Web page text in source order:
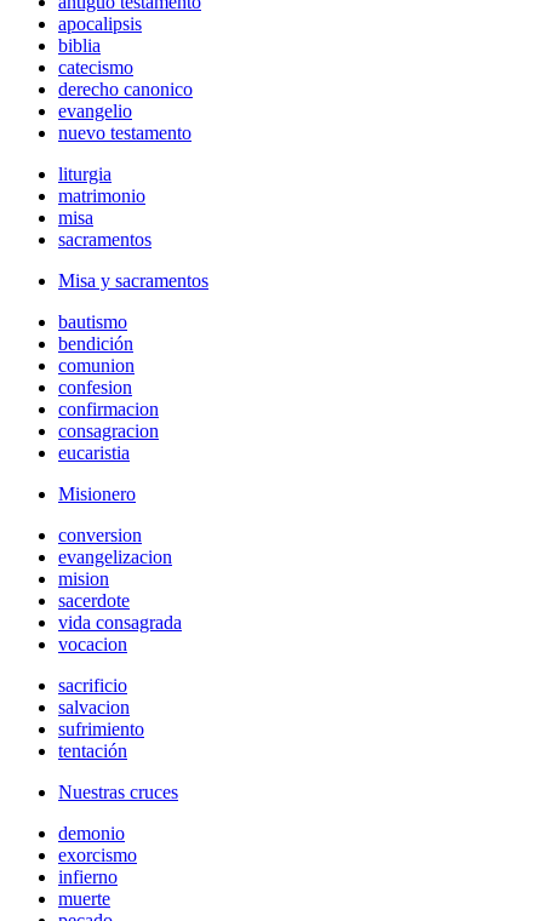
apocalipsis
biblia
catecismo
derecho canonico
evangelio
nuevo testamento
liturgia
matrimonio
misa
sacramentos
Misa y sacramentos
bautismo
bendición
comunion
confesion
confirmacion
consagracion
eucaristia
Misionero
conversion
evangelizacion
mision
sacerdote
vida consagrada
vocacion
sacrificio
salvacion
sufrimiento
tentación
Nuestras cruces
demonio
exorcismo
infierno
muerte